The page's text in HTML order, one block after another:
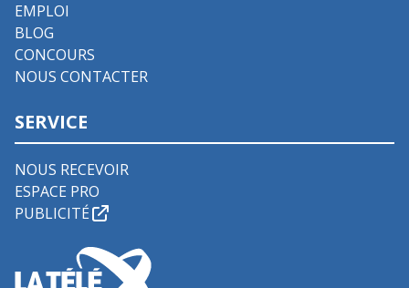
EMPLOI
BLOG
CONCOURS
NOUS CONTACTER
SERVICE
NOUS RECEVOIR
ESPACE PRO
PUBLICITÉ